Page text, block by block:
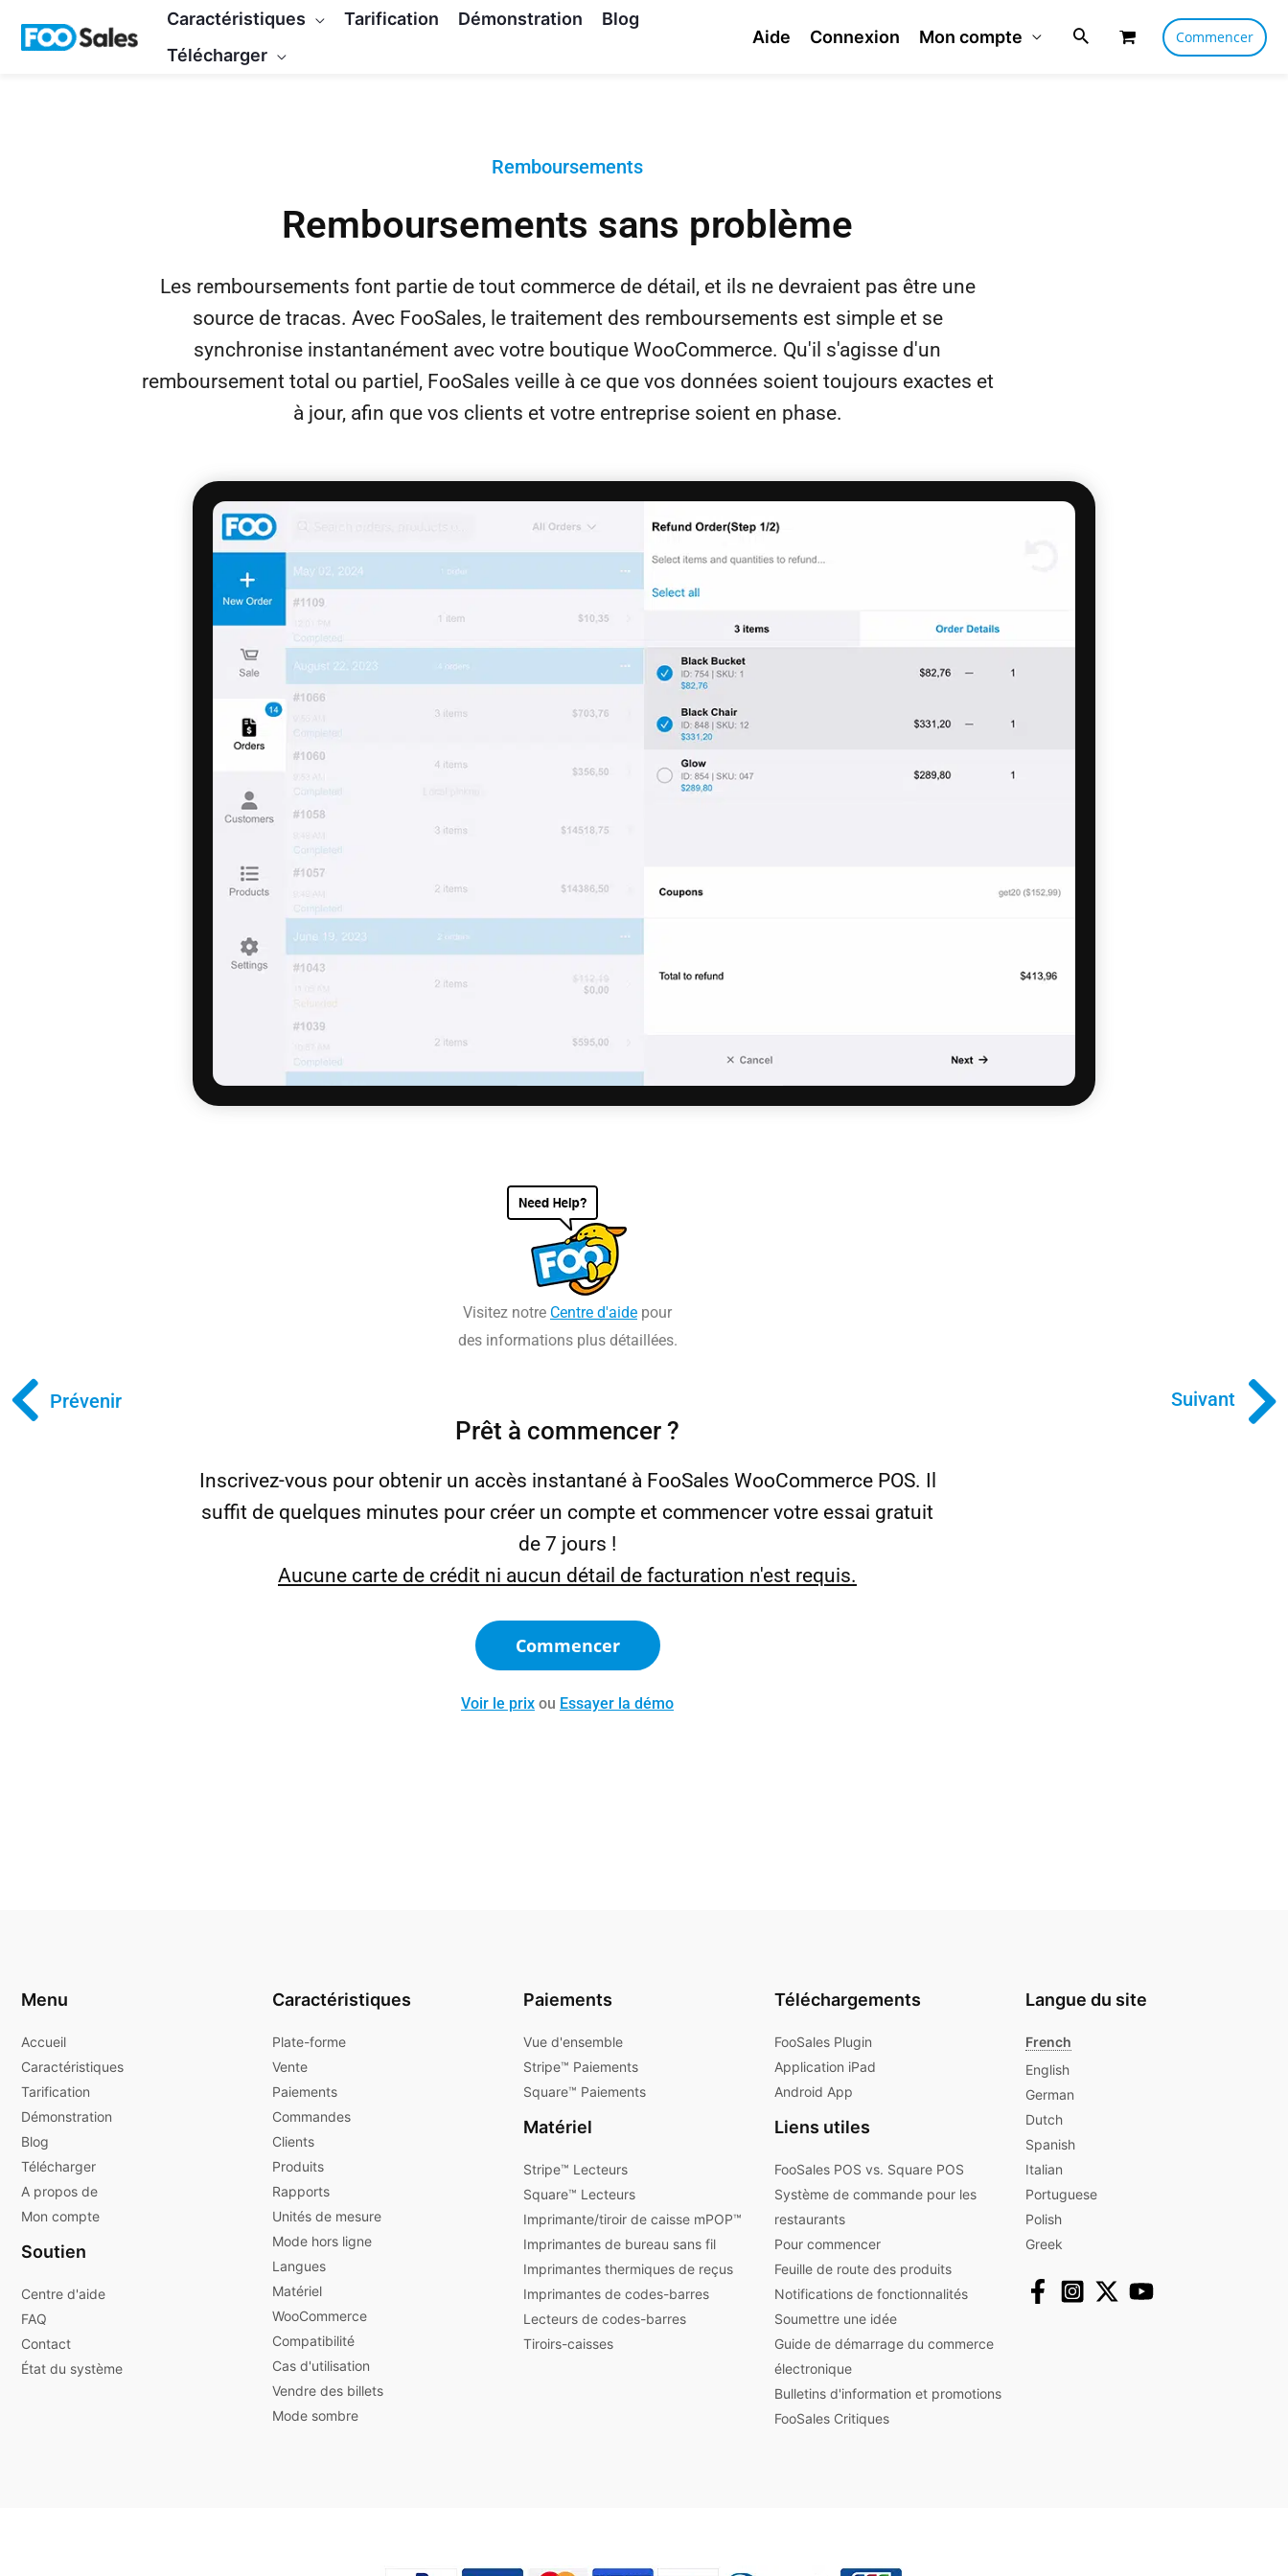
Caractéristiques Tarification Démonstration
Blog
Télécharger
Aide Connexion Mon compte Commencer
Remboursements
Remboursements sans problème
Les remboursements font partie de tout commerce de détail, et ils ne devraient pas être une
source de tracas. Avec FooSales, le traitement des remboursements est simple et se
synchronise instantanément avec votre boutique WooCommerce. Qu'il s'agisse d'un
remboursement total ou partiel, FooSales veille à ce que vos données soient toujours exactes et
à jour, afin que vos clients et votre entreprise soient en phase.
Visitez notre Centre d'aide pour
des informations plus détaillées.
Prêt à commencer ?
Inscrivez-vous pour obtenir un accès instantané à FooSales WooCommerce POS. Il
suffit de quelques minutes pour créer un compte et commencer votre essai gratuit
de 7 jours !
Aucune carte de crédit ni aucun détail de facturation n'est requis.
Commencer
Voir le prix ou Essayer la démo
Suivant
Prévenir
Menu
Accueil
Caractéristiques
Tarification
Démonstration
Blog
Télécharger
A propos de
Mon compte
Soutien
Centre d'aide
FAQ
Contact
État du système
Caractéristiques
Plate-forme
Vente
Paiements
Commandes
Clients
Produits
Rapports
Unités de mesure
Mode hors ligne
Langues
Matériel
WooCommerce
Compatibilité
Cas d'utilisation
Vendre des billets
Mode sombre
Paiements
Vue d'ensemble
Stripe™ Paiements
Square™ Paiements
Matériel
Stripe™ Lecteurs
Square™ Lecteurs
Imprimante/tiroir de caisse mPOP™
Imprimantes de bureau sans fil
Imprimantes thermiques de reçus
Imprimantes de codes-barres
Lecteurs de codes-barres
Tiroirs-caisses
Téléchargements
FooSales Plugin
Application iPad
Android App
Liens utiles
FooSales POS vs. Square POS
Système de commande pour les
restaurants
Pour commencer
Feuille de route des produits
Notifications de fonctionnalités
Soumettre une idée
Guide de démarrage du commerce
électronique
Bulletins d'information et promotions
FooSales Critiques
Langue du site
French
English
German
Dutch
Spanish
Italian
Portuguese
Polish
Greek